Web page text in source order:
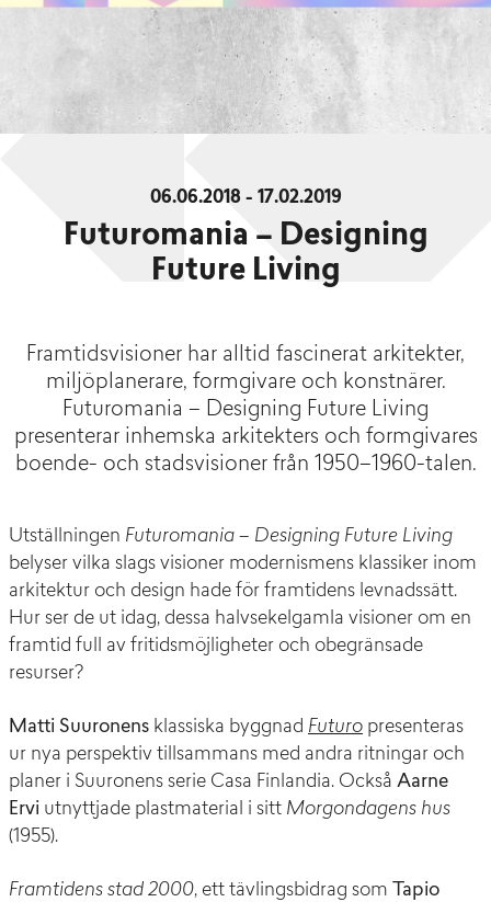
06.06.2018 - 17.02.2019
Futuromania – Designing
Future Living
Framtidsvisioner har alltid fascinerat arkitekter,
miljöplanerare, formgivare och konstnärer.
Futuromania – Designing Future Living
presenterar inhemska arkitekters och formgivares
boende- och stadsvisioner från 1950–1960-talen.
Utställningen Futuromania – Designing Future Living
belyser vilka slags visioner modernismens klassiker inom
arkitektur och design hade för framtidens levnadssätt.
Hur ser de ut idag, dessa halvsekelgamla visioner om en
framtid full av fritidsmöjligheter och obegränsade
resurser?
Matti Suuronens klassiska byggnad Futuro presenteras
ur nya perspektiv tillsammans med andra ritningar och
planer i Suuronens serie Casa Finlandia. Också Aarne
Ervi utnyttjade plastmaterial i sitt Morgondagens hus
(1955).
Framtidens stad 2000, ett tävlingsbidrag som
Tapio